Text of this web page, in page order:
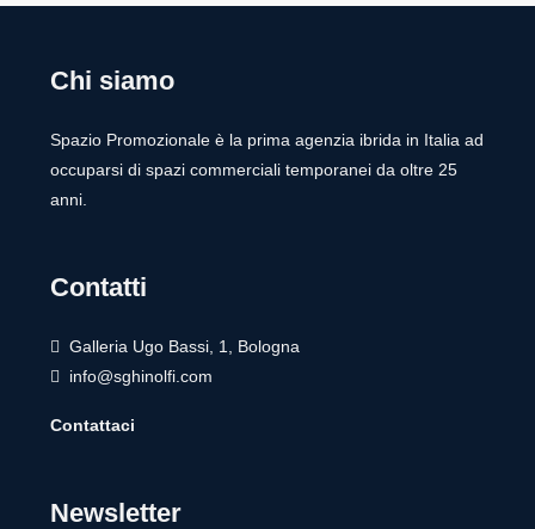
Chi siamo
Spazio Promozionale è la prima agenzia ibrida in Italia ad
occuparsi di spazi commerciali temporanei da oltre 25
anni.
Contatti
Galleria Ugo Bassi, 1, Bologna
info@sghinolfi.com
Contattaci
Newsletter